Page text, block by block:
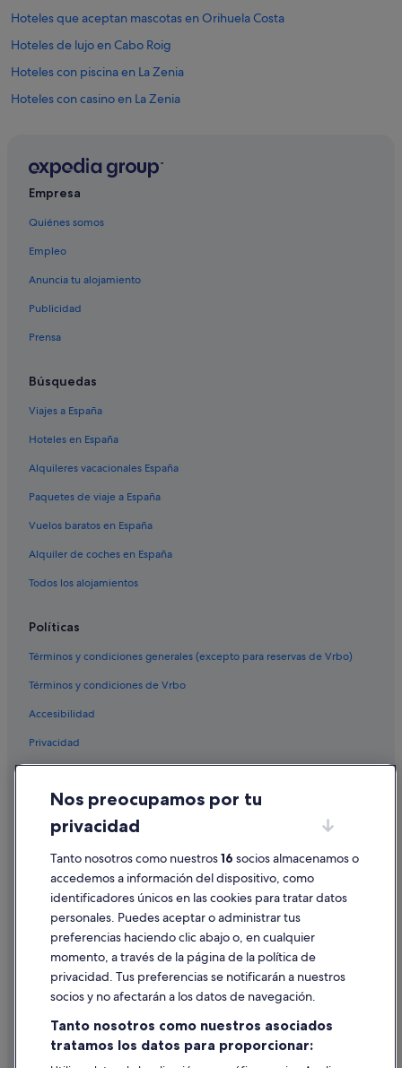
Hoteles que aceptan mascotas en Orihuela Costa
Hoteles de lujo en Cabo Roig
Hoteles con piscina en La Zenia
Hoteles con casino en La Zenia
Hoteles con wifi en Orihuela Costa
Hoteles en la playa en La Zenia
Hoteles de 4 estrellas en Cabo Roig
Hoteles con restaurante en Dehesa de Campoamor
Complejos turísticos en Orihuela Costa
Casas privadas de vacaciones en Dehesa de Campoamor
Casas barco en Cabo Roig
Hoteles cerca de Centro comercial Zenia Boulevard
Hoteles para bodas en Orihuela Costa
Hoteles con casino en Orihuela Costa
Los Dolses hoteles
Hoteles con restaurante en Orihuela Costa
Independent hoteles en Orihuela Costa
Villas en Cabo Roig
Hoteles de 5 estrellas en Dehesa de Campoamor
Hoteles con spa en Orihuela Costa
Hoteles con spa en La Zenia
Hoteles con gimnasio en Orihuela Costa
Hoteles de 3 estrellas en Cabo Roig
Condominios en La Zenia
Complejos de pisos en La Zenia
Apartamentos en La Zenia
Hoteles de 5 estrellas en Cabo Roig
Hoteles de golf en Orihuela Costa
B&B en Orihuela Costa
Hoteles con wifi en La Zenia
Empresa
Quiénes somos
Empleo
Anuncia tu alojamiento
Publicidad
Prensa
Búsquedas
Viajes a España
Hoteles en España
Alquileres vacacionales España
Paquetes de viaje a España
Vuelos baratos en España
Alquiler de coches en España
Todos los alojamientos
Políticas
Términos y condiciones generales (excepto para reservas de Vrbo)
Términos y condiciones de Vrbo
Accesibilidad
Privacidad
Cookies
Condiciones de uso
Información legal/contacto
Pautas sobre el contenido y cómo denunciar contenido
Ayuda
Cancelar un vuelo
Cancelar una reserva de hotel o de un alquiler vacacional
Utilizar un cupón de Expedia
Nos preocupamos por tu
privacidad
Tanto nosotros como nuestros16 socios almacenamos o
accedemos a información del dispositivo, como
identificadores únicos en las cookies para tratar datos
personales. Puedes aceptar o administrar tus
preferencias haciendo clic abajo o, en cualquier
momento, a través de la página de la política de
privacidad. Tus preferencias se notificarán a nuestros
socios y no afectarán a los datos de navegación.
Tanto nosotros como nuestros asociados
tratamos los datos para proporcionar: